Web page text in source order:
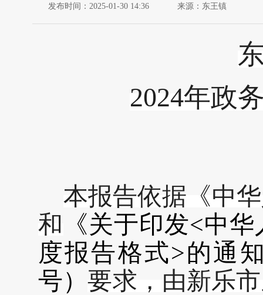
发布时间：2025-01-30 14:36 来源：东王镇
2024年政
本报告依据《中
和
《关于印发<中华
度报告格式>的通
号）要求，由新乐